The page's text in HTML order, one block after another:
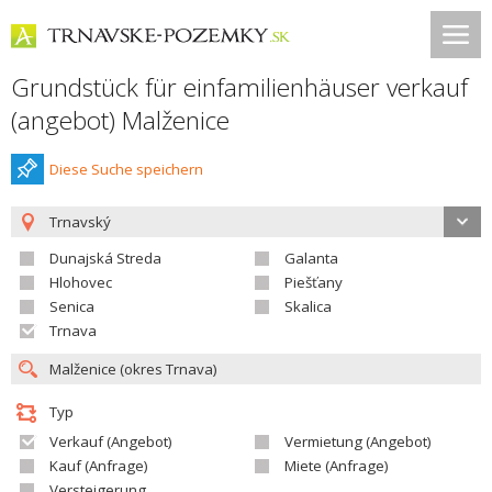
Grundstück für einfamilienhäuser verkauf
(angebot) Malženice
Diese Suche speichern
Trnavský
Dunajská Streda
Galanta
Hlohovec
Piešťany
Senica
Skalica
Trnava
Typ
Verkauf (Angebot)
Vermietung (Angebot)
Kauf (Anfrage)
Miete (Anfrage)